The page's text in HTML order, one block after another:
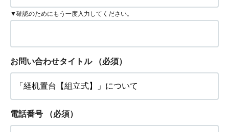
▼確認のためにもう一度入力してください。
お問い合わせタイトル （必須）
電話番号 （必須）